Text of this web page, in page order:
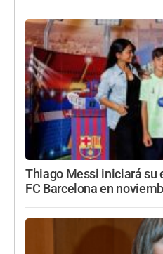
Thiago Messi iniciará su
FC Barcelona en